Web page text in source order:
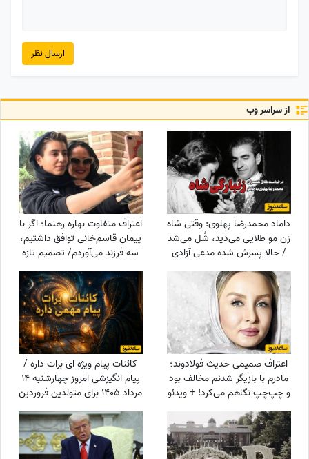
ارسال نظر
از سراسر وب
داماد محمدرضا پهلوی: وقتی شاه
زن مو طلایی می‌دید، شُل می‌شد
/ حالا پسرش شده مدعی آزادی
زنان!!!
اعتراف متفاوت بهاره رهنما؛ اگر با
پیمان قاسم‌خانی توافق داشتیم،
سه فرزند می‌آوردم/ تصمیم تازه
برای ازدواج
اعتراف صمیمی حدیث فولادوند؛
مادرم با بازیگر شدنم مخالف بود
و چپ‌چپ نگاهم می‌کرد! + ویدئو
کائنات پیام ویژه ای برات داره /
پیام انگیزشی امروز چهارشنبه 14
مرداد 1405 برای متولدین فروردین
تا اسفند: اگر می‌خواهیش رهاش
نکن + ویدئو